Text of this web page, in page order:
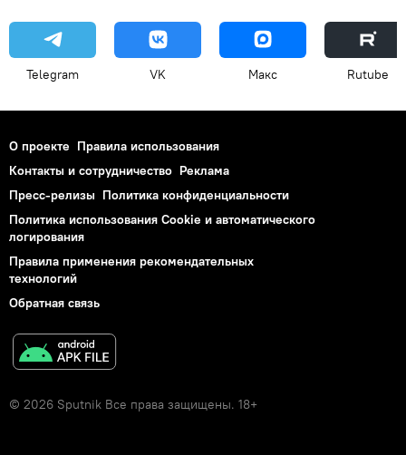
Telegram VK Макс Rutube
О проекте Правила использования
Контакты и сотрудничество Реклама
Пресс-релизы Политика конфиденциальности
Политика использования Cookie и автоматического
логирования
Правила применения рекомендательных
технологий
Обратная связь
© 2026 Sputnik Все права защищены. 18+